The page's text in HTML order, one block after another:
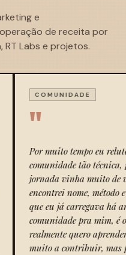
e
de receita por
RT Labs e projetos.
buscar uma
minha
Aqui eu
para dores
Não é qualquer
onde eu
Tenho
estava
A
é